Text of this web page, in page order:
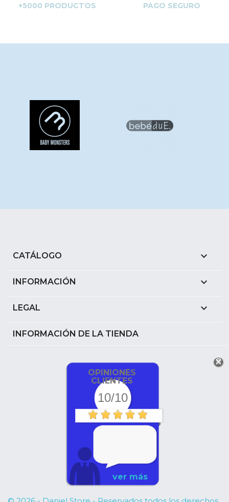
+5000 PRODUCTOS PAGO SEGURO
CATÁLOGO 
INFORMACIÓN 
LEGAL 
INFORMACIÓN DE LA TIENDA
OPINIONES
CLIENTES
10/10
ver más